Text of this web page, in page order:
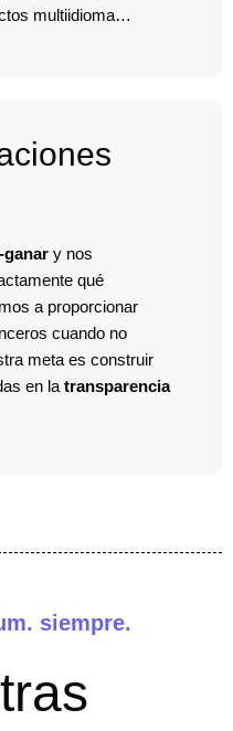
multiidioma…
ganar y nos
qué
a proporcionar
cuando no
meta es construir
en la transparencia
siempre.